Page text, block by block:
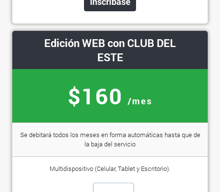
Edición WEB con CLUB DEL
ESTE
$160 /mes
Se debitará todos los meses en forma automáticas hasta que de
la baja del servicio
Multidispositivo (Celular, Tablet y Escritorio).